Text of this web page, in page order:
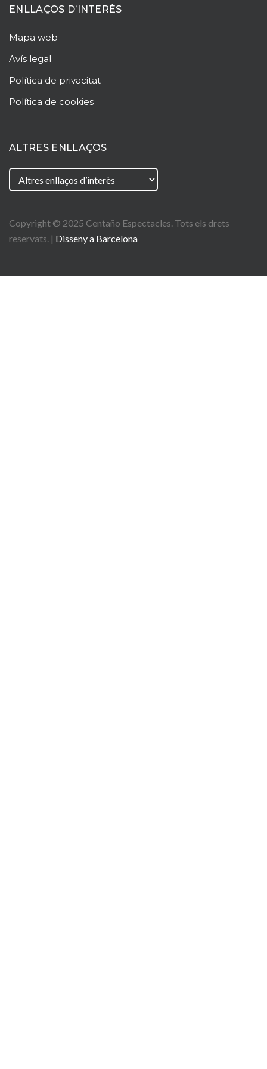
ENLLAÇOS D’INTERÈS
Mapa web
Avís legal
Política de privacitat
Política de cookies
ALTRES ENLLAÇOS
Copyright © 2025 Centaño Espectacles. Tots els drets
reservats. | Disseny a Barcelona